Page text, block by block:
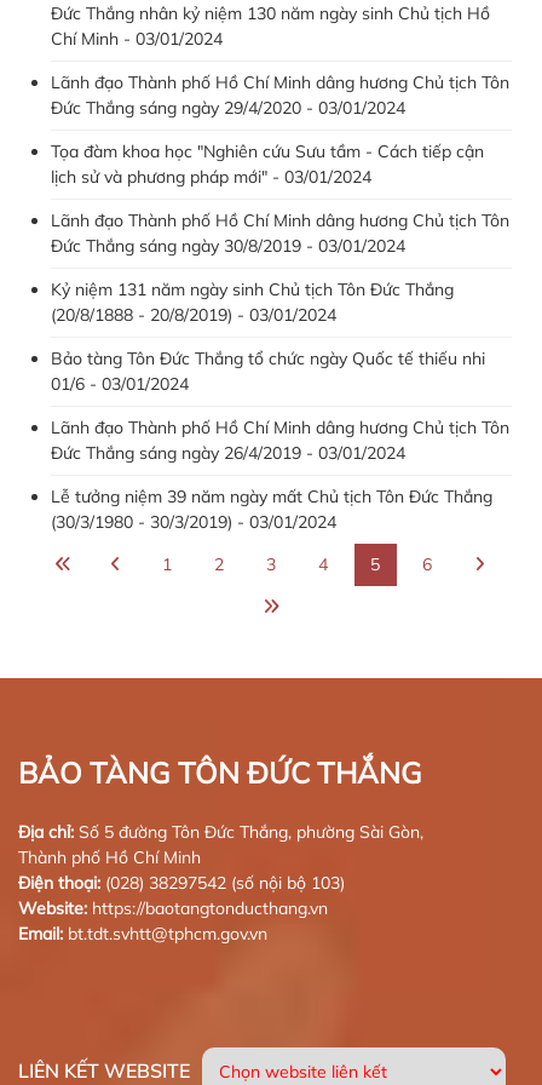
Đức Thắng nhân kỷ niệm 130 năm ngày sinh Chủ tịch Hồ
Chí Minh - 03/01/2024
Lãnh đạo Thành phố Hồ Chí Minh dâng hương Chủ tịch Tôn
Đức Thắng sáng ngày 29/4/2020 - 03/01/2024
Tọa đàm khoa học "Nghiên cứu Sưu tầm - Cách tiếp cận
lịch sử và phương pháp mới" - 03/01/2024
Lãnh đạo Thành phố Hồ Chí Minh dâng hương Chủ tịch Tôn
Đức Thắng sáng ngày 30/8/2019 - 03/01/2024
Kỷ niệm 131 năm ngày sinh Chủ tịch Tôn Đức Thắng
(20/8/1888 - 20/8/2019) - 03/01/2024
Bảo tàng Tôn Đức Thắng tổ chức ngày Quốc tế thiếu nhi
01/6 - 03/01/2024
Lãnh đạo Thành phố Hồ Chí Minh dâng hương Chủ tịch Tôn
Đức Thắng sáng ngày 26/4/2019 - 03/01/2024
Lễ tưởng niệm 39 năm ngày mất Chủ tịch Tôn Đức Thắng
(30/3/1980 - 30/3/2019) - 03/01/2024
1
2 3 4 5 6
BẢO TÀNG TÔN ĐỨC THẮNG
Địa chỉ: Số 5 đường Tôn Đức Thắng, phường Sài Gòn,
Thành phố Hồ Chí Minh
Điện thoại: (028) 38297542 (số nội bộ 103)
Website: https://baotangtonducthang.vn
Email: bt.tdt.svhtt@tphcm.gov.vn
LIÊN KẾT WEBSITE